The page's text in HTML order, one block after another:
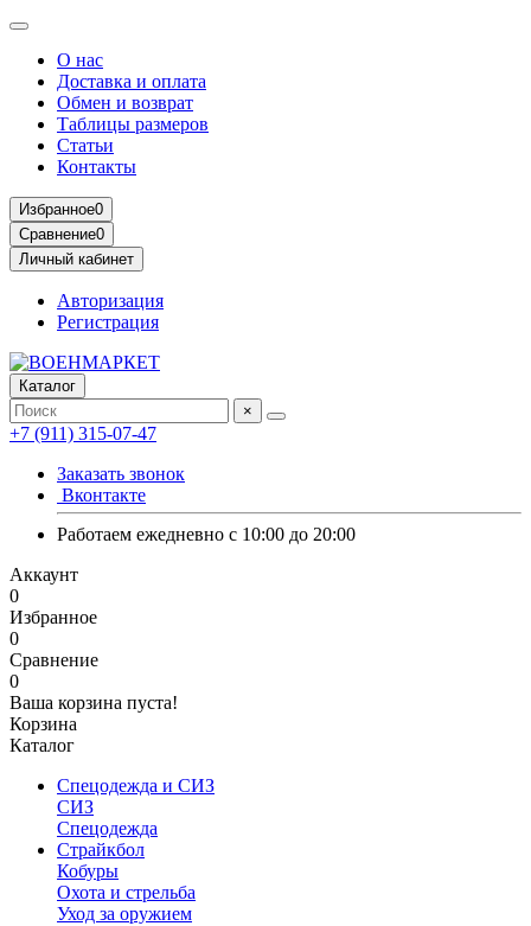
О нас
Доставка и оплата
Обмен и возврат
Таблицы размеров
Статьи
Контакты
Избранное0
Сравнение0
Личный кабинет
Авторизация
Регистрация
Каталог
×
+7 (911) 315-07-47
Заказать звонок
Вконтакте
Работаем ежедневно с 10:00 до 20:00
Аккаунт
0
Избранное
0
Сравнение
0
Ваша корзина пуста!
Корзина
Каталог
Спецодежда и СИЗ
СИЗ
Спецодежда
Страйкбол
Кобуры
Охота и стрельба
Уход за оружием